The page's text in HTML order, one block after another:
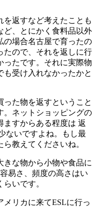
を返すなど考えたことも
ど、とにかく食料品以外
の場合名古屋で育ったの
たので、それを返しに行
ったです。それに実際物
も受け入れなかったかと
た物を返すということ
。ネットショッピングの
ますからある程度は 返
ないですよね。もし最
教えてくださいね。
きな物から小物や食品に
易さ、頻度の高さはい
いです。
リカに来てESLに行っ